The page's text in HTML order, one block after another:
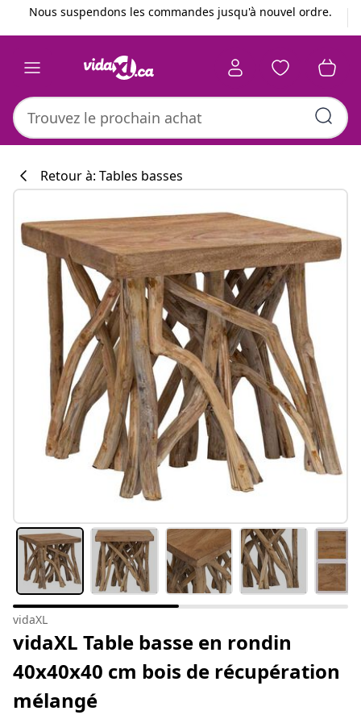
Précédent
Suivant
Nous suspendons les commandes jusqu'à nouvel ordre.
Retour à: Tables basses
vidaXL
vidaXL Table basse en rondin
40x40x40 cm bois de récupération
mélangé